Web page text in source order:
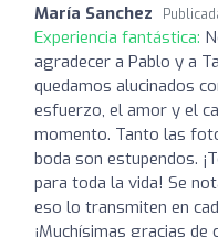
María Sanchez
Experiencia fantástica:
agradecer a Pablo y a
quedamos alucinados
esfuerzo, el amor y el
momento. Tanto las
boda son estupendos.
para toda la vida! Se
eso lo transmiten en
¡Muchísimas gracias